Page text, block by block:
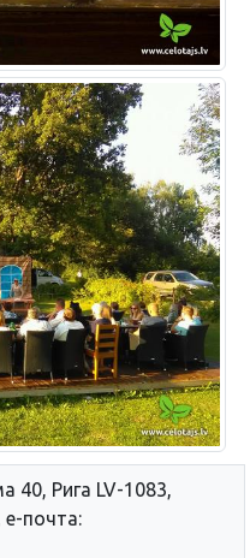
40, Рига LV-1083,
е-почта: